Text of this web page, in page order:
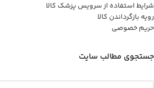
شرایط استفاده از سرویس پزشک کالا
رویه بازگرداندن کالا
حریم خصوصی
جستجوی مطالب سایت